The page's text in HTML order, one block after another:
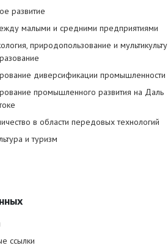
развитие
малыми и средними предприятиями
природопользование и мультикульту
диверсификации промышленности
промышленного развития на Даль
в области передовых технологий
и туризм
ссылки